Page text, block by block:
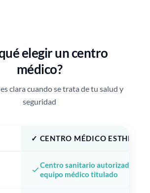
elegir un centro
médico?
clara cuando se trata de tu salud y
seguridad
✓ CENTRO MÉDICO ESTHETIA
Centro sanitario autorizado con
equipo médico titulado